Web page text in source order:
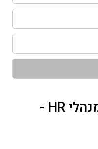
קורסים וסדנאות למנהלי HR -